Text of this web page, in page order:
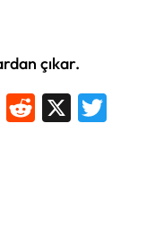
çıkar.
LinkedIn
Reddit
X